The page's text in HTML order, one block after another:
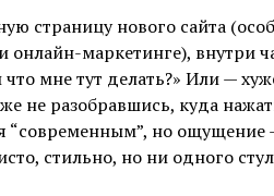
страницу нового сайта
онлайн-маркетинге), внутри
мне тут делать?» Или —
не разобравшись, куда
“современным”, но ощущение
стильно, но ни одного